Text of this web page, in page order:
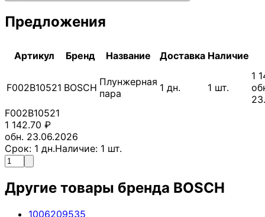
Предложения
Артикул Бренд Название Доставка Наличие
F002B10521 BOSCH Плунжерная
пара
1 дн. 1 шт.
1
F002B10521
1 142.70 ₽
обн. 23.06.2026
Срок: 1 дн.Наличие: 1 шт.
Другие товары бренда BOSCH
1006209535